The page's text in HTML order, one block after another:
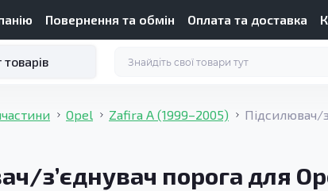
Повернення та обмін Оплата та доставка
Opel Zafira A (1999–2005) Підсилювач/
зʼєднувач порога для